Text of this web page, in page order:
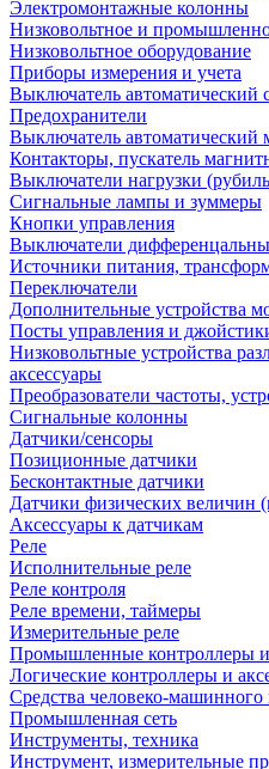
Электромонтажные колонны
Низковольтное и
Низковольтное оборудование
Приборы измерения и учета
Выключатель автоматический
Предохранители
Выключатель автоматический
Контакторы, пускатель
Выключатели нагрузки
Сигнальные лампы и зуммеры
Кнопки управления
Выключатели
Источники питания,
Переключатели
Дополнительные устройства
Посты управления и
Низковольтные устройства
аксессуары
Преобразователи частоты,
Сигнальные колонны
Датчики/сенсоры
Позиционные датчики
Бесконтактные датчики
Датчики физических величин
Аксессуары к датчикам
Реле
Исполнительные реле
Реле контроля
Реле времени, таймеры
Измерительные реле
Промышленные контроллеры и
Логические контроллеры и
Средства человеко-машинного
Промышленная сеть
Инструменты, техника
Инструмент, измерительные